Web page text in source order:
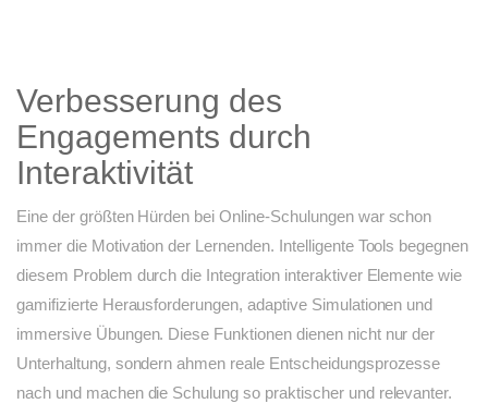
Verbesserung des
Engagements durch
Interaktivität
Eine der größten Hürden bei Online-Schulungen war schon
immer die Motivation der Lernenden. Intelligente Tools begegnen
diesem Problem durch die Integration interaktiver Elemente wie
gamifizierte Herausforderungen, adaptive Simulationen und
immersive Übungen. Diese Funktionen dienen nicht nur der
Unterhaltung, sondern ahmen reale Entscheidungsprozesse
nach und machen die Schulung so praktischer und relevanter.